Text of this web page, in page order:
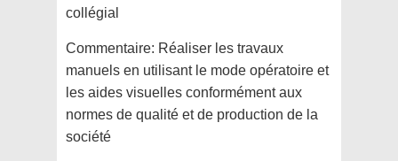
collégial
Commentaire: Réaliser les travaux
manuels en utilisant le mode opératoire et
les aides visuelles conformément aux
normes de qualité et de production de la
société